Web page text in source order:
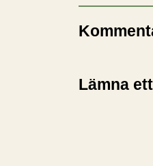
Lämna